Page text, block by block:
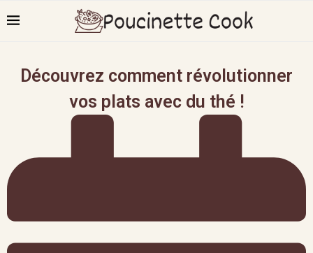
Découvrez comment révolutionner
vos plats avec du thé !